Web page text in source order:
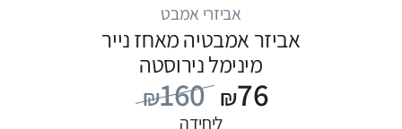
אביזרי אמבט
אביזר אמבטיה מאחז נייר
מינימל נירוסטה
₪160 ₪76
ליחידה